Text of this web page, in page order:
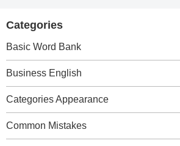
Categories
Basic Word Bank
Business English
Categories Appearance
Common Mistakes